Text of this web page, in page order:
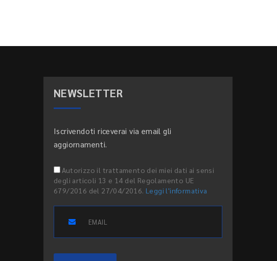
NEWSLETTER
Iscrivendoti riceverai via email gli
aggiornamenti.
Autorizzo il trattamento dei miei dati ai sensi
degli articoli 13 e 14 del Regolamento UE
679/2016 del 27/04/2016. Leggi l'informativa